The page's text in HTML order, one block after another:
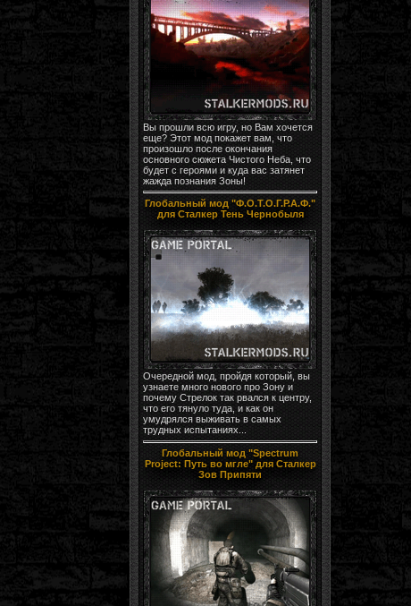
Вы прошли всю игру, но Вам хочется
еще? Этот мод покажет вам, что
произошло после окончания
основного сюжета Чистого Неба, что
будет с героями и куда вас затянет
жажда познания Зоны!
Глобальный мод "Ф.О.Т.О.Г.Р.А.Ф."
для Сталкер Тень Чернобыля
Очередной мод, пройдя который, вы
узнаете много нового про Зону и
почему Стрелок так рвался к центру,
что его тянуло туда, и как он
умудрялся выживать в самых
трудных испытаниях...
Глобальный мод "Spectrum
Project: Путь во мгле" для Сталкер
Зов Припяти